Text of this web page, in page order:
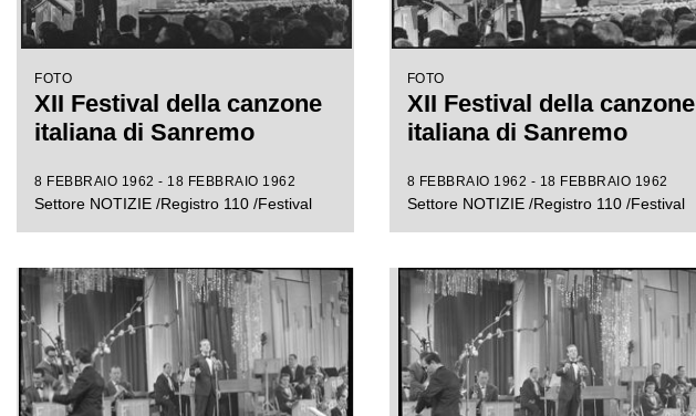
FOTO
XII Festival della canzone
italiana di Sanremo
8 FEBBRAIO 1962 - 18 FEBBRAIO 1962
Settore NOTIZIE /Registro 110 /Festival
FOTO
XII Festival della canzone
italiana di Sanremo
8 FEBBRAIO 1962 - 18 FEBBRAIO 1962
Settore NOTIZIE /Registro 110 /Festival